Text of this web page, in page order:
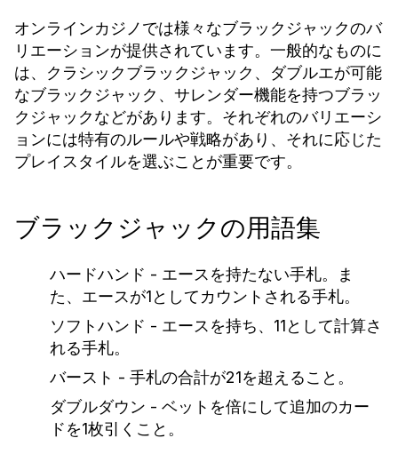
オンラインカジノでは様々なブラックジャックのバ
リエーションが提供されています。一般的なものに
は、クラシックブラックジャック、ダブルエが可能
なブラックジャック、サレンダー機能を持つブラッ
クジャックなどがあります。それぞれのバリエーシ
ョンには特有のルールや戦略があり、それに応じた
プレイスタイルを選ぶことが重要です。
ブラックジャックの用語集
ハードハンド - エースを持たない手札。ま
た、エースが1としてカウントされる手札。
ソフトハンド - エースを持ち、11として計算さ
れる手札。
バースト - 手札の合計が21を超えること。
ダブルダウン - ベットを倍にして追加のカー
ドを1枚引くこと。